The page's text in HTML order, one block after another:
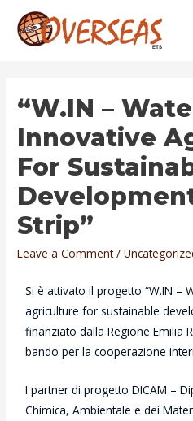
“W.IN –
Innovative
For
Strip”
Leave a Comment /
Si è attivato il progetto “W.IN –
agriculture for sustainable
finanziato dalla Regione Emilia
bando per la cooperazione
I partner di progetto DICAM –
Chimica, Ambientale e dei